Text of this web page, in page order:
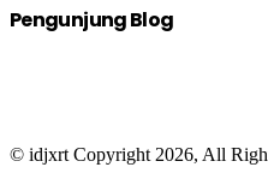
Pengunjung Blog
© idjxrt Copyright 2026, All